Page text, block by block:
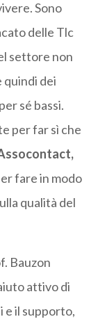
Sono
delle Tlc
settore non
quindi dei
sé bassi.
per far sì che
fare in modo
qualità del
Bauzon
attivo di
e il supporto,